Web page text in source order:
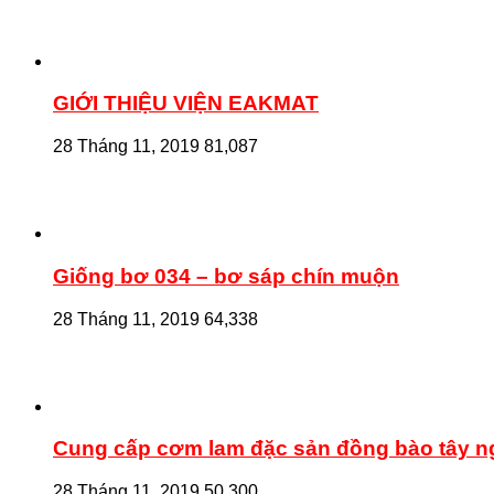
GIỚI THIỆU VIỆN EAKMAT
28 Tháng 11, 2019 81,087
Giống bơ 034 – bơ sáp chín muộn
28 Tháng 11, 2019 64,338
Cung cấp cơm lam đặc sản đồng bào tây